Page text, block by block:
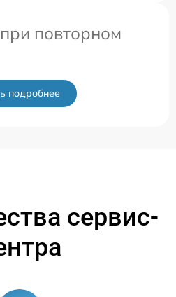
повторном
подробнее
сервис-